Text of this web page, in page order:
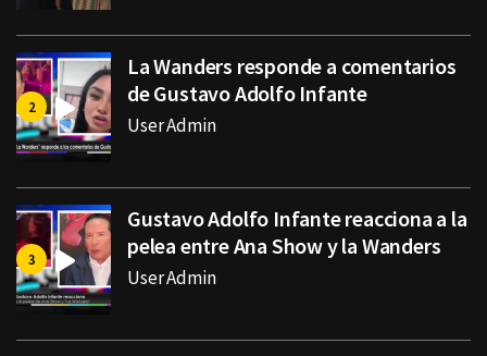
La Wanders responde a comentarios
de Gustavo Adolfo Infante
User Admin
Gustavo Adolfo Infante reacciona a la
pelea entre Ana Show y la Wanders
User Admin